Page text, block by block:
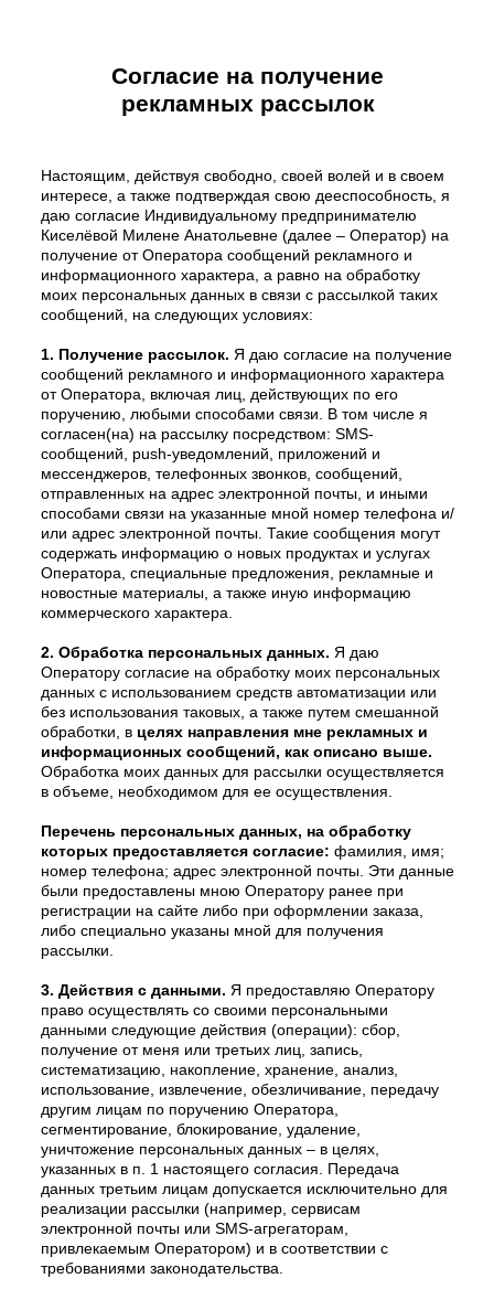
Согласие на получение
рекламных рассылок
Настоящим, действуя свободно, своей волей и в своем
интересе, а также подтверждая свою дееспособность, я
даю согласие Индивидуальному предпринимателю
Киселёвой Милене Анатольевне (далее – Оператор) на
получение от Оператора сообщений рекламного и
информационного характера, а равно на обработку
моих персональных данных в связи с рассылкой таких
сообщений, на следующих условиях:
1. Получение рассылок. Я даю согласие на получение
сообщений рекламного и информационного характера
от Оператора, включая лиц, действующих по его
поручению, любыми способами связи. В том числе я
согласен(на) на рассылку посредством: SMS-
сообщений, push-уведомлений, приложений и
мессенджеров, телефонных звонков, сообщений,
отправленных на адрес электронной почты, и иными
способами связи на указанные мной номер телефона и/
или адрес электронной почты. Такие сообщения могут
содержать информацию о новых продуктах и услугах
Оператора, специальные предложения, рекламные и
новостные материалы, а также иную информацию
коммерческого характера.
2. Обработка персональных данных. Я даю
Оператору согласие на обработку моих персональных
данных с использованием средств автоматизации или
без использования таковых, а также путем смешанной
обработки, вцелях направления мне рекламных и
информационных сообщений, как описано выше.
Обработка моих данных для рассылки осуществляется
в объеме, необходимом для ее осуществления.
Перечень персональных данных, на обработку
которых предоставляется согласие: фамилия, имя;
номер телефона; адрес электронной почты. Эти данные
были предоставлены мною Оператору ранее при
регистрации на сайте либо при оформлении заказа,
либо специально указаны мной для получения
рассылки.
3. Действия с данными. Я предоставляю Оператору
право осуществлять со своими персональными
данными следующие действия (операции): сбор,
получение от меня или третьих лиц, запись,
систематизацию, накопление, хранение, анализ,
использование, извлечение, обезличивание, передачу
другим лицам по поручению Оператора,
сегментирование, блокирование, удаление,
уничтожение персональных данных – в целях,
указанных в п. 1 настоящего согласия. Передача
данных третьим лицам допускается исключительно для
реализации рассылки (например, сервисам
электронной почты или SMS-агрегаторам,
привлекаемым Оператором) и в соответствии с
требованиями законодательства.